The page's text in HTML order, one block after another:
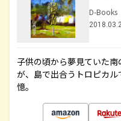
D-Books
子供の頃から夢見ていた
が、島で出合うトロピカ
憶。